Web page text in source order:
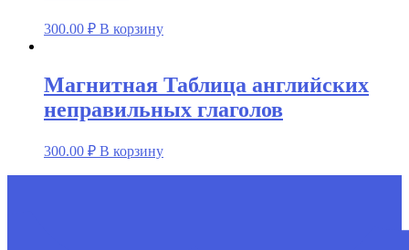
300.00 ₽ В корзину
Магнитная Таблица английских
неправильных глаголов
300.00 ₽ В корзину